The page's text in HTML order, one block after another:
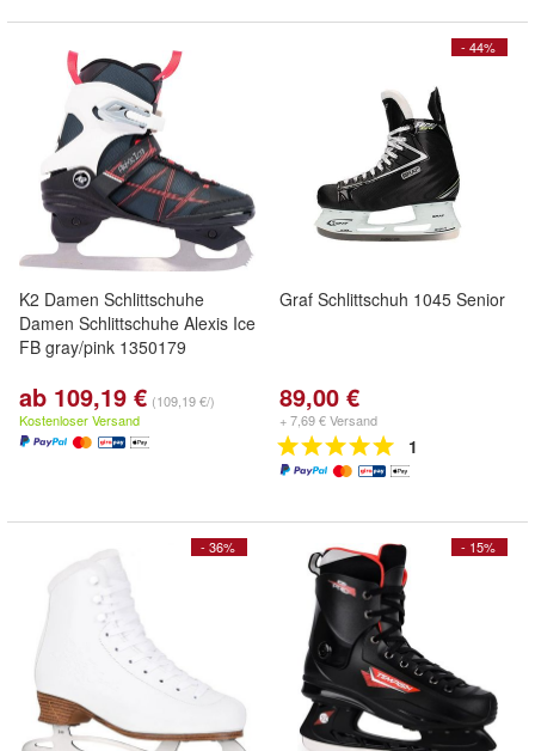
K2 Damen Schlittschuhe
Damen Schlittschuhe Alexis Ice
FB gray/pink 1350179
ab 109,19 € (109,19 €/)
Kostenloser Versand
- 44%
Graf Schlittschuh 1045 Senior
89,00 €
+ 7,69 € Versand
1
- 36% - 15%